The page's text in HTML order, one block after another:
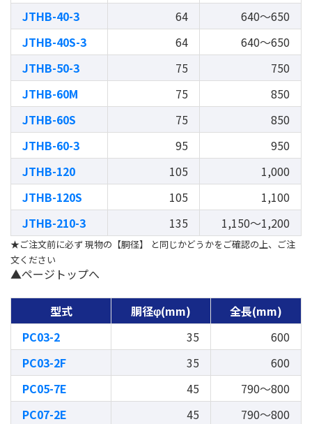
JTHB-40-3
64
640～650
JTHB-40S-3
64
640～650
JTHB-50-3
75
750
JTHB-60M
75
850
JTHB-60S
75
850
JTHB-60-3
95
950
JTHB-120
105
1,000
JTHB-120S
105
1,100
JTHB-210-3
135 1,150～1,200
★ご注文前に必ず 現物の【胴径】 と同じかどうかをご確認の上、ご注
文ください
▲ページトップへ
型式 胴径φ(mm)
全長(mm)
PC03-2
35
600
PC03-2F
35
600
PC05-7E
45
790～800
PC07-2E
45
790～800